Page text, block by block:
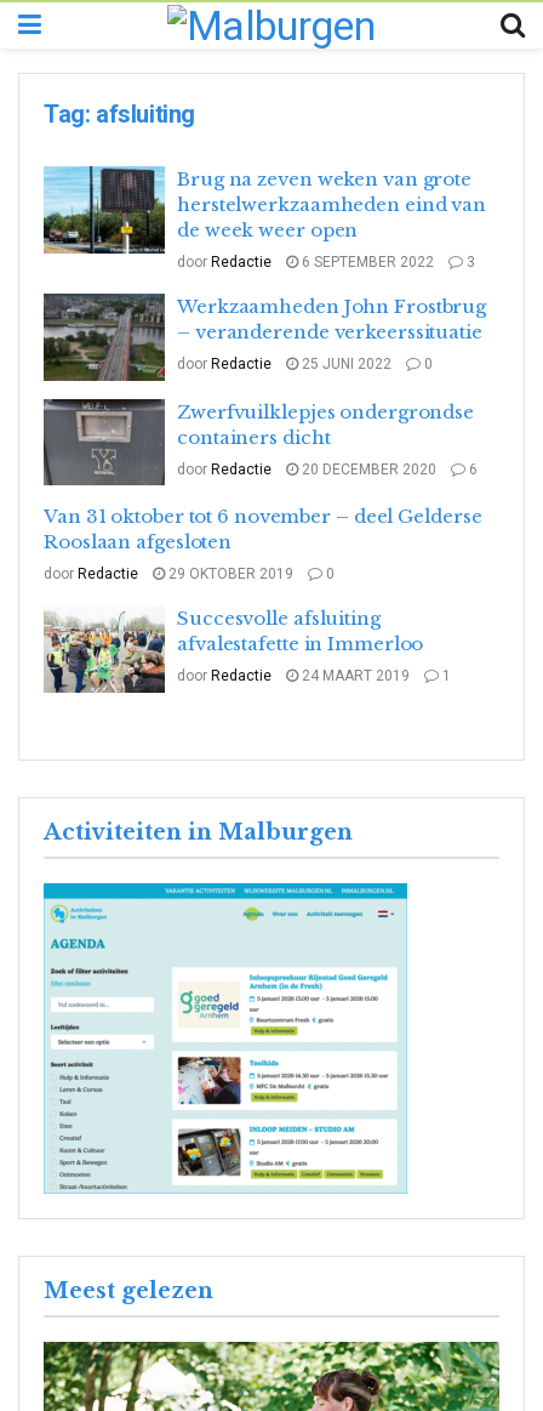
Tag: afsluiting
Brug na zeven weken van grote
herstelwerkzaamheden eind van
de week weer open
door Redactie 6 SEPTEMBER 2022 3
Werkzaamheden John Frostbrug
– veranderende verkeerssituatie
door Redactie 25 JUNI 2022 0
Zwerfvuilklepjes ondergrondse
containers dicht
door Redactie 20 DECEMBER 2020 6
Van 31 oktober tot 6 november – deel Gelderse
Rooslaan afgesloten
door Redactie 29 OKTOBER 2019 0
Succesvolle afsluiting
afvalestafette in Immerloo
door Redactie 24 MAART 2019 1
Activiteiten in Malburgen
Meest gelezen